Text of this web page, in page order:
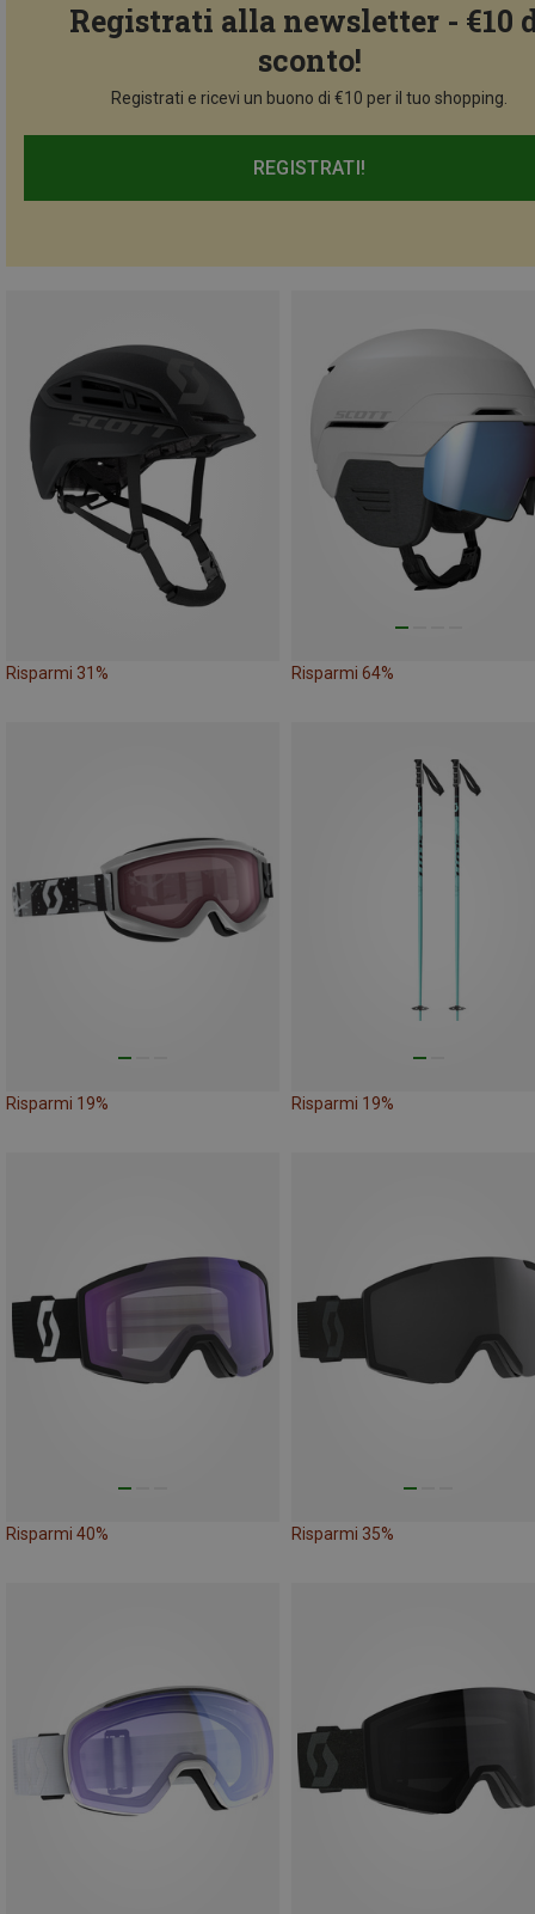
Registrati alla newsletter - €10
sconto!
Registrati e ricevi un buono di €10 per il tuo shopping.
REGISTRATI!
Risparmi 31% Risparmi 64%
Risparmi 19% Risparmi 19%
Risparmi 40% Risparmi 35%